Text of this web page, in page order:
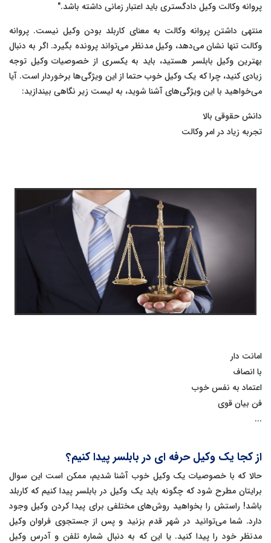
پروانه وکالت وکیل دادگستری باید اعتبار زمانی داشته باشد."
منتهی داشتن پروانه وکالت به معنای کاربلد بودن وکیل نیست. پروانه
وکالت تنها نشان می‌دهد، وکیل مدنظر می‌تواند پرونده بگیرد. اگر به دنبال
بهترین وکیل بابلسر هستید، باید به یکسری از خصوصیات وکیل توجه
زیادی کنید، چرا که یک وکیل خوب حتما از این ویژگی‌ها برخوردار است. آیا
می‌خواهید با این ویژگی‌های آشنا شوید، به لیست زیر نگاهی بیندازید:
دانش حقوقی بالا
تجربه زیاد در امر وکالت
امانت دار
با انصاف
اعتماد به نفس خوب
فن بیان قوی
...
از کجا یک وکیل حرفه ای در بابلسر پیدا کنیم؟
حالا که با خصوصیات یک وکیل خوب آشنا شدیم، ممکن است این سوال
برایتان مطرح شود که چگونه باید یک وکیل در بابلسر پیدا کنیم که کاربلد
باشد! راستش را بخواهید روش‌های مختلفی برای پیدا کردن وکیل وجود
دارد. شما می‌توانید در شهر قدم بزنید و پس از جستجوی فراوان وکیل
مدنظر خود را پیدا کنید. یا این که به دنبال شماره تلفن و آدرس وکیل